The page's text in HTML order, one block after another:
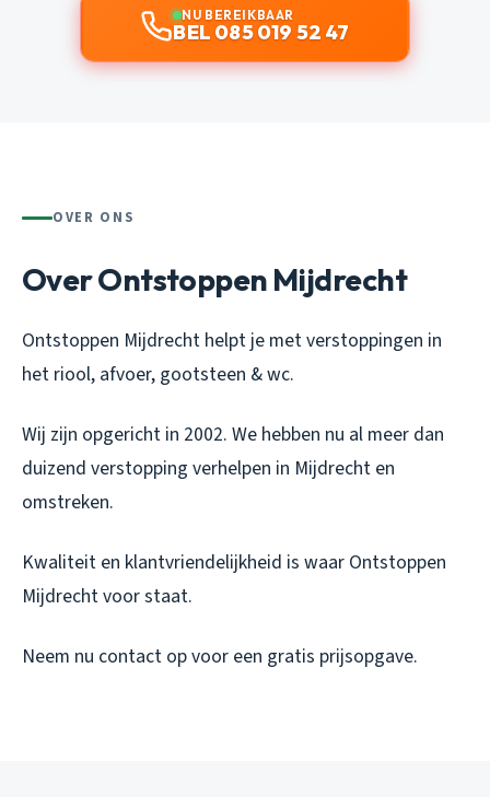
NU BEREIKBAAR
BEL 085 019 52 47
OVER ONS
Over Ontstoppen Mijdrecht
Ontstoppen Mijdrecht helpt je met verstoppingen in
het riool, afvoer, gootsteen & wc.
Wij zijn opgericht in 2002. We hebben nu al meer dan
duizend verstopping verhelpen in Mijdrecht en
omstreken.
Kwaliteit en klantvriendelijkheid is waar Ontstoppen
Mijdrecht voor staat.
Neem nu contact op voor een gratis prijsopgave.